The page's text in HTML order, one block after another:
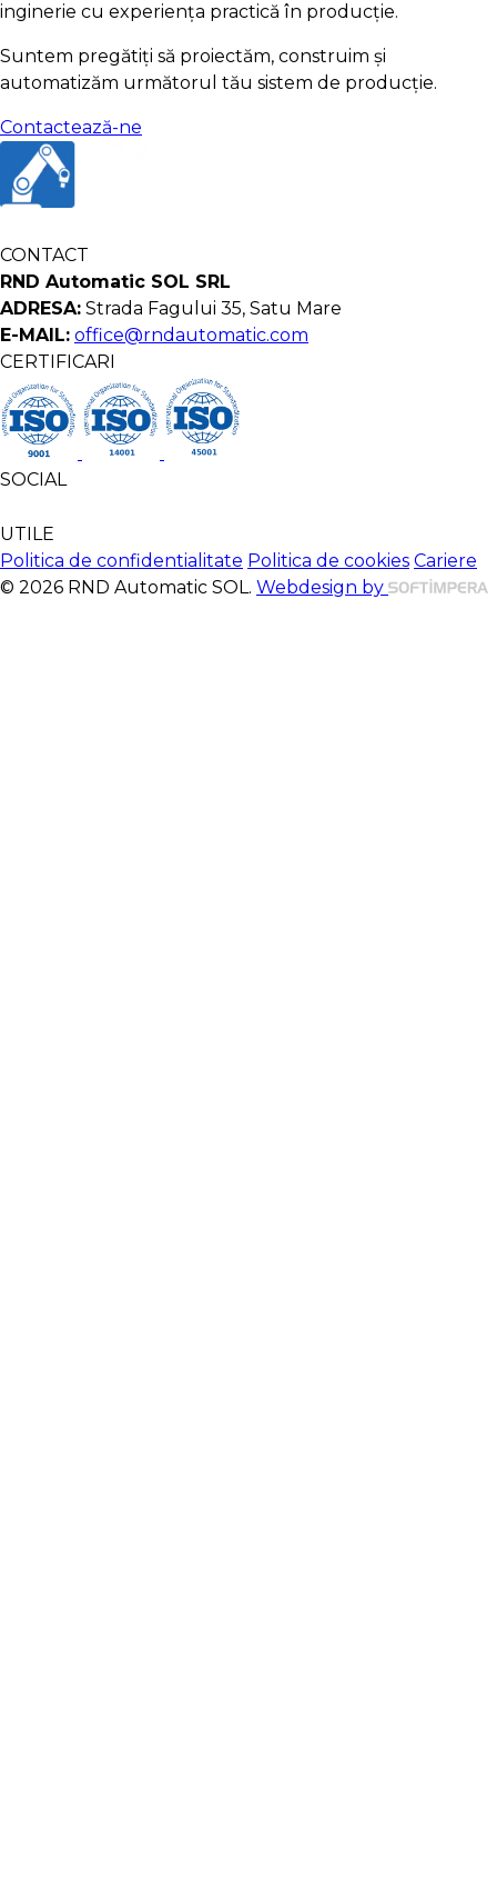
inginerie cu experiența practică în producție.
Suntem pregătiți să proiectăm, construim și
automatizăm următorul tău sistem de producție.
Contactează-ne
CONTACT
RND Automatic SOL SRL
ADRESA: Strada Fagului 35, Satu Mare
E-MAIL: office@rndautomatic.com
CERTIFICARI
SOCIAL
UTILE
Politica de confidentialitate Politica de cookies Cariere
© 2026 RND Automatic SOL. Webdesign by